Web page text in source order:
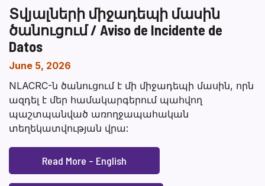
Տվյալների միջադեպի մասին
ծանուցում / Aviso de Incidente de
Datos
June 5, 2026
NLACRC-ն ծանուցում է մի միջադեպի մասին, որն
ազդել է մեր համակարգերում պահվող
պաշտպանված առողջապահական
տեղեկատվության վրա:
Read More – English